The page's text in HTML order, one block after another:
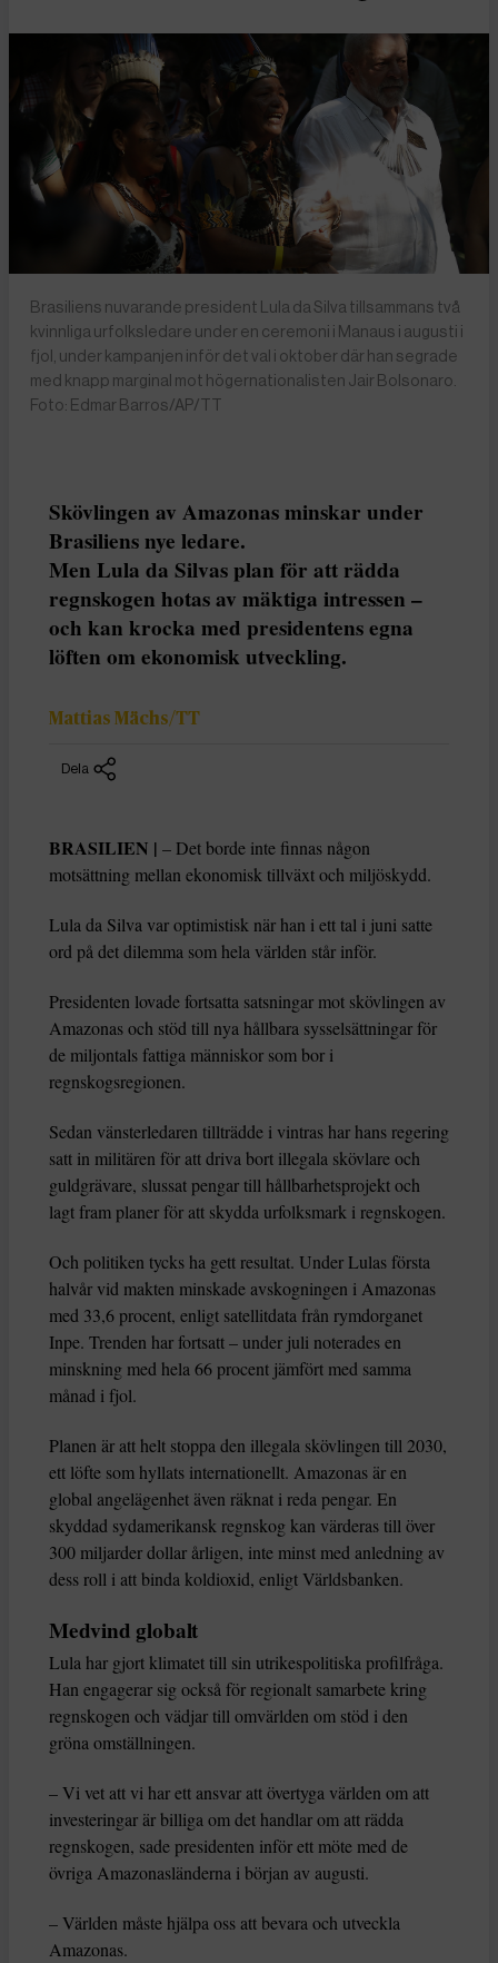
Brasiliens nuvarande president Lula da Silva tillsammans två
kvinnliga urfolksledare under en ceremoni i Manaus i augusti i
fjol, under kampanjen inför det val i oktober där han segrade
med knapp marginal mot högernationalisten Jair Bolsonaro.
Foto: Edmar Barros/AP/TT
Skövlingen av Amazonas minskar under
Brasiliens nye ledare.
Men Lula da Silvas plan för att rädda
regnskogen hotas av mäktiga intressen –
och kan krocka med presidentens egna
löften om ekonomisk utveckling.
Mattias Mächs/TT
Dela
BRASILIEN | – Det borde inte finnas någon
motsättning mellan ekonomisk tillväxt och miljöskydd.
Lula da Silva var optimistisk när han i ett tal i juni satte
ord på det dilemma som hela världen står inför.
Presidenten lovade fortsatta satsningar mot skövlingen av
Amazonas och stöd till nya hållbara sysselsättningar för
de miljontals fattiga människor som bor i
regnskogsregionen.
Sedan vänsterledaren tillträdde i vintras har hans regering
satt in militären för att driva bort illegala skövlare och
guldgrävare, slussat pengar till hållbarhetsprojekt och
lagt fram planer för att skydda urfolksmark i regnskogen.
Och politiken tycks ha gett resultat. Under Lulas första
halvår vid makten minskade avskogningen i Amazonas
med 33,6 procent, enligt satellitdata från rymdorganet
Inpe. Trenden har fortsatt – under juli noterades en
minskning med hela 66 procent jämfört med samma
månad i fjol.
Planen är att helt stoppa den illegala skövlingen till 2030,
ett löfte som hyllats internationellt. Amazonas är en
global angelägenhet även räknat i reda pengar. En
skyddad sydamerikansk regnskog kan värderas till över
300 miljarder dollar årligen, inte minst med anledning av
dess roll i att binda koldioxid, enligt Världsbanken.
Medvind globalt
Lula har gjort klimatet till sin utrikespolitiska profilfråga.
Han engagerar sig också för regionalt samarbete kring
regnskogen och vädjar till omvärlden om stöd i den
gröna omställningen.
– Vi vet att vi har ett ansvar att övertyga världen om att
investeringar är billiga om det handlar om att rädda
regnskogen, sade presidenten inför ett möte med de
övriga Amazonasländerna i början av augusti.
– Världen måste hjälpa oss att bevara och utveckla
Amazonas.